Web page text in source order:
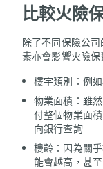
比較火險
除了不同保險公
素亦會影響火險保
樓宇類別：例
物業面積：雖
付整個物業面
向銀行查詢
樓齡：因為關
能會越高，甚